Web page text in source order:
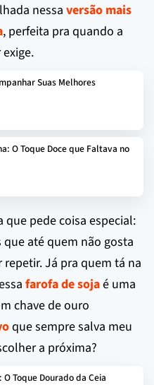
nessa versão mais
, perfeita pra quando a
Suas Melhores
O Toque Doce que Faltava no
que pede coisa especial:
que até quem não gosta
Já pra quem tá na
farofa de sojaé uma
chave de ouro
que sempre salva meu
a próxima?
Toque Dourado da Ceia